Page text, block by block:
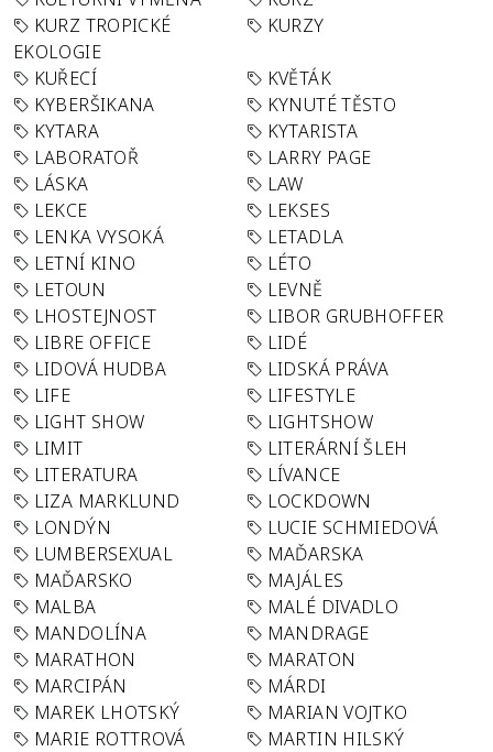
KURZ TROPICKÉ
EKOLOGIE
KURZY
KUŘECÍ
KVĚTÁK
KYBERŠIKANA
KYNUTÉ TĚSTO
KYTARA
KYTARISTA
LABORATOŘ
LARRY PAGE
LÁSKA
LAW
LEKCE
LEKSES
LENKA VYSOKÁ
LETADLA
LETNÍ KINO
LÉTO
LETOUN
LEVNĚ
LHOSTEJNOST
LIBOR GRUBHOFFER
LIBRE OFFICE
LIDÉ
LIDOVÁ HUDBA
LIDSKÁ PRÁVA
LIFE
LIFESTYLE
LIGHT SHOW
LIGHTSHOW
LIMIT
LITERÁRNÍ ŠLEH
LITERATURA
LÍVANCE
LIZA MARKLUND
LOCKDOWN
LONDÝN
LUCIE SCHMIEDOVÁ
LUMBERSEXUAL
MAĎARSKA
MAĎARSKO
MAJÁLES
MALBA
MALÉ DIVADLO
MANDOLÍNA
MANDRAGE
MARATHON
MARATON
MARCIPÁN
MÁRDI
MAREK LHOTSKÝ
MARIAN VOJTKO
MARIE ROTTROVÁ
MARTIN HILSKÝ